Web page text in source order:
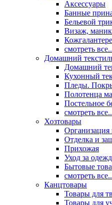
Аксессуары
Банные
Бельевой
Визаж,
смотреть
Домашний
Домашний
Кухонный
Пледы.
Полотенца
Постельное
смотреть
Хозтовары
Организация
Отделка и
Прихожая
Уход за
Бытовые
смотреть
Канцтовары
Товары для
Товары для